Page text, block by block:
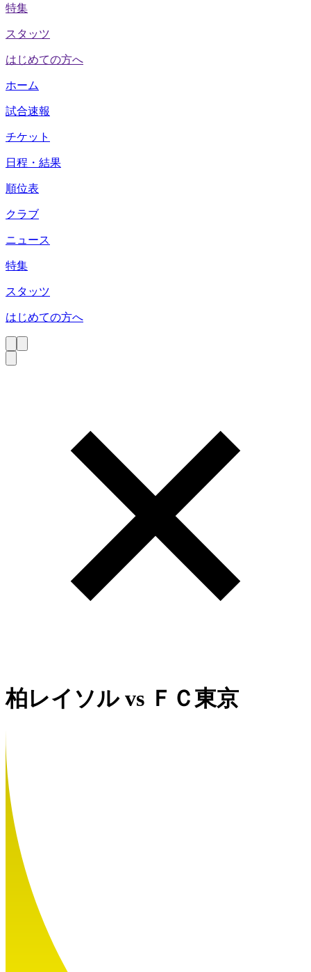
特集
スタッツ
はじめての方へ
ホーム
試合速報
チケット
日程・結果
順位表
クラブ
ニュース
特集
スタッツ
はじめての方へ
柏レイソルvs ＦＣ東京